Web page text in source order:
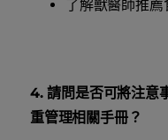
了解獸醫師推
4. 請問是否可將注意
重管理相關手冊？